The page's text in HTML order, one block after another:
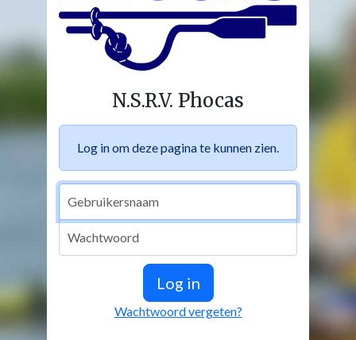
N.S.R.V. Phocas
Log in om deze pagina te kunnen zien.
Wachtwoord:
Log in
Wachtwoord vergeten?